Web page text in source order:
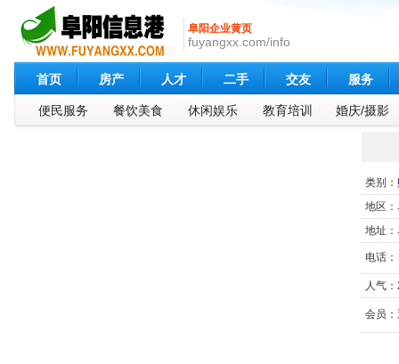
阜阳企业黄页
fuyangxx.com/info
首页 房产 人才 二手 交友 服务
便民服务 餐饮美食 休闲娱乐 教育培训 婚庆/摄影
类别：
地区
地址
电话：
人气
会员